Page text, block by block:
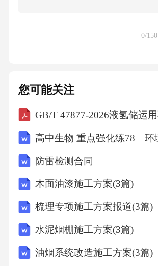
0/150
您可能关注
防雷检测合同
木面油漆施工方案(3篇)
梳理专项施工方案报道(3篇)
水泥烟棚施工方案(3篇)
油烟系统改造施工方案(3篇)